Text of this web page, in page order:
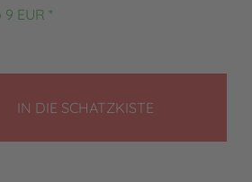
EUR *
IN DIE SCHATZKISTELEGEN